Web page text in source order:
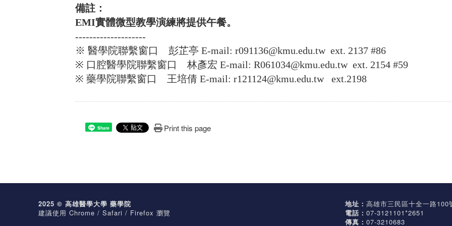
備註：
EMI實體微型教學演練將提供午餐。
--------------------
※ 醫學院聯繫窗口 彭芷亭 E-mail: r091136@kmu.edu.tw ext. 2137 #86
※ 口腔醫學院聯繫窗口 林彥宏 E-mail: R061034@kmu.edu.tw ext. 2154 #59
※ 藥學院聯繫窗口 王培倩 E-mail: r121124@kmu.edu.tw ext.2198
Share Print this page
2025 © 高雄醫學大學 藥學院
建議使用 Chrome / Safari / Firefox 瀏覽
地址：高雄市三民區十全一路100
電話：07-3121101*2651
傳真：07-3210683